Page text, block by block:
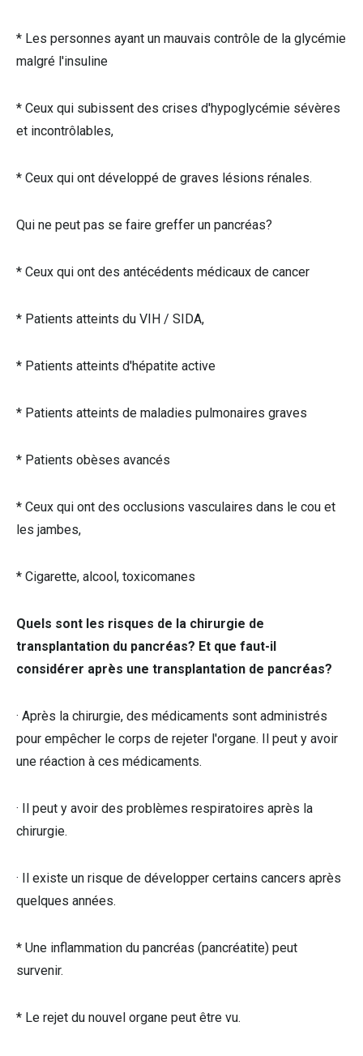
* Les personnes ayant un mauvais contrôle de la glycémie
malgré l'insuline
* Ceux qui subissent des crises d'hypoglycémie sévères
et incontrôlables,
* Ceux qui ont développé de graves lésions rénales.
Qui ne peut pas se faire greffer un pancréas?
* Ceux qui ont des antécédents médicaux de cancer
* Patients atteints du VIH / SIDA,
* Patients atteints d'hépatite active
* Patients atteints de maladies pulmonaires graves
* Patients obèses avancés
* Ceux qui ont des occlusions vasculaires dans le cou et
les jambes,
* Cigarette, alcool, toxicomanes
Quels sont les risques de la chirurgie de
transplantation du pancréas? Et que faut-il
considérer après une transplantation de pancréas?
· Après la chirurgie, des médicaments sont administrés
pour empêcher le corps de rejeter l'organe. Il peut y avoir
une réaction à ces médicaments.
· Il peut y avoir des problèmes respiratoires après la
chirurgie.
· Il existe un risque de développer certains cancers après
quelques années.
* Une inflammation du pancréas (pancréatite) peut
survenir.
* Le rejet du nouvel organe peut être vu.